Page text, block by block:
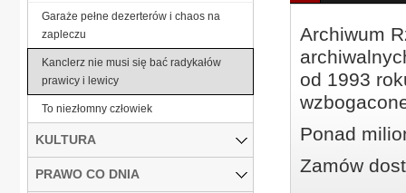
Archiwum
od 1993
Ponad
Zamów
Garaże pełne dezerterów i chaos na
zapleczu
Kanclerz nie musi się bać radykałów
prawicy i lewicy
To niezłomny człowiek
KULTURA
PRAWO CO DNIA